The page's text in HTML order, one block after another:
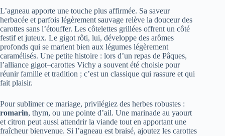
L’agneau apporte une touche plus affirmée. Sa saveur
herbacée et parfois légèrement sauvage relève la douceur des
carottes sans l’étouffer. Les côtelettes grillées offrent un côté
festif et juteux. Le gigot rôti, lui, développe des arômes
profonds qui se marient bien aux légumes légèrement
caramélisés. Une petite histoire : lors d’un repas de Pâques,
l’alliance gigot–carottes Vichy a souvent été choisie pour
réunir famille et tradition ; c’est un classique qui rassure et qui
fait plaisir.
Pour sublimer ce mariage, privilégiez des herbes robustes :
romarin, thym, ou une pointe d’ail. Une marinade au yaourt
et citron peut aussi attendrir la viande tout en apportant une
fraîcheur bienvenue. Si l’agneau est braisé, ajoutez les carottes